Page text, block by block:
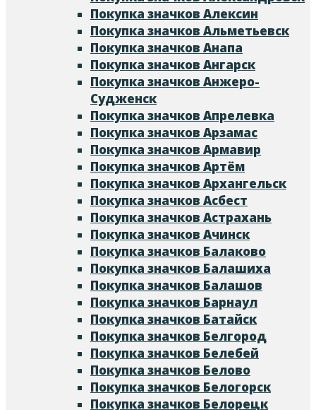
Покупка значков Алексин
Покупка значков Альметьевск
Покупка значков Анапа
Покупка значков Ангарск
Покупка значков Анжеро-
Судженск
Покупка значков Апрелевка
Покупка значков Арзамас
Покупка значков Армавир
Покупка значков Артём
Покупка значков Архангельск
Покупка значков Асбест
Покупка значков Астрахань
Покупка значков Ачинск
Покупка значков Балаково
Покупка значков Балашиха
Покупка значков Балашов
Покупка значков Барнаул
Покупка значков Батайск
Покупка значков Белгород
Покупка значков Белебей
Покупка значков Белово
Покупка значков Белогорск
Покупка значков Белорецк